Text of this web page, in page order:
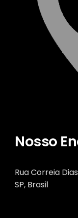
Nosso
Rua Correia
SP, Brasil